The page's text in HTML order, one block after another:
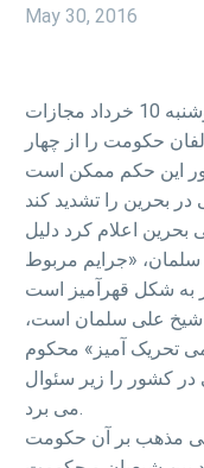
May 30, 2016
یک دادگاه تجدیدنظر در بحرین روز دوشنبه 10 خرداد مجازات
حکومت را از چهار
صدور این حکم ممکن است
بحرین اعلام کرد دلیل
«جرایم مربوط
شیخ علی سلمان است،
تحریک آمیز» محکوم
کشور را زیر سئوال
می برد.
مذهب بر آن حکومت